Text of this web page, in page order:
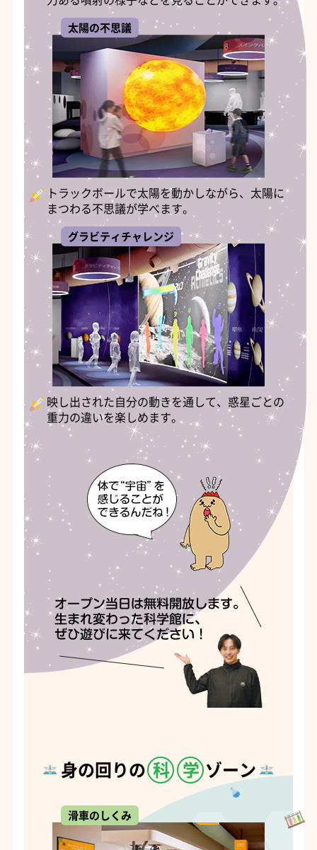
太陽の不思議
トラックボールで太陽を動かしながら、太陽に
まつわる不思議が学べます。
グラビティチャレンジ
映し出された自分の動きを通して、惑星ごとの
重力の違いを楽しめます。
身の回りの 科 学 ゾーン
滑車のしくみ